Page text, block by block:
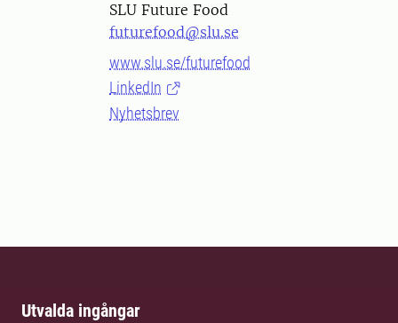
SLU Future Food
futurefood@slu.se
www.slu.se/futurefood
LinkedIn
Nyhetsbrev
Utvalda ingångar